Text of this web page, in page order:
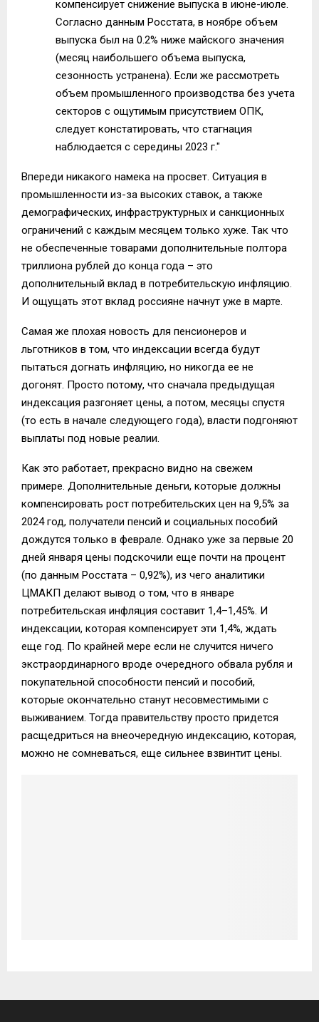
компенсирует снижение выпуска в июне-июле.
Согласно данным Росстата, в ноябре объем
выпуска был на 0.2% ниже майского значения
(месяц наибольшего объема выпуска,
сезонность устранена). Если же рассмотреть
объем промышленного производства без учета
секторов с ощутимым присутствием ОПК,
следует констатировать, что стагнация
наблюдается с середины 2023 г."
Впереди никакого намека на просвет. Ситуация в
промышленности из-за высоких ставок, а также
демографических, инфраструктурных и санкционных
ограничений с каждым месяцем только хуже. Так что
не обеспеченные товарами дополнительные полтора
триллиона рублей до конца года – это
дополнительный вклад в потребительскую инфляцию.
И ощущать этот вклад россияне начнут уже в марте.
Самая же плохая новость для пенсионеров и
льготников в том, что индексации всегда будут
пытаться догнать инфляцию, но никогда ее не
догонят. Просто потому, что сначала предыдущая
индексация разгоняет цены, а потом, месяцы спустя
(то есть в начале следующего года), власти подгоняют
выплаты под новые реалии.
Как это работает, прекрасно видно на свежем
примере. Дополнительные деньги, которые должны
компенсировать рост потребительских цен на 9,5% за
2024 год, получатели пенсий и социальных пособий
дождутся только в феврале. Однако уже за первые 20
дней января цены подскочили еще почти на процент
(по данным Росстата – 0,92%), из чего аналитики
ЦМАКП делают вывод о том, что в январе
потребительская инфляция составит 1,4–1,45%. И
индексации, которая компенсирует эти 1,4%, ждать
еще год. По крайней мере если не случится ничего
экстраординарного вроде очередного обвала рубля и
покупательной способности пенсий и пособий,
которые окончательно станут несовместимыми с
выживанием. Тогда правительству просто придется
расщедриться на внеочередную индексацию, которая,
можно не сомневаться, еще сильнее взвинтит цены.